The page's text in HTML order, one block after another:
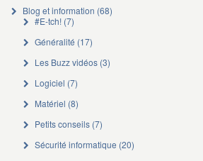
Blog et information (68)
#E-tch!(7)
Généralité (17)
Les Buzz vidéos(3)
Logiciel (7)
Matériel (8)
Petits conseils(7)
Sécurité informatique (20)